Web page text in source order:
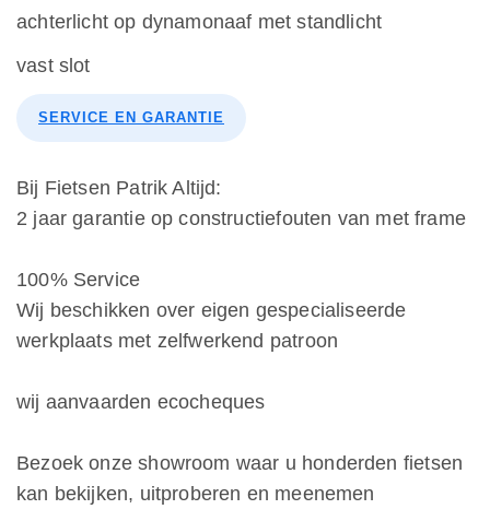
achterlicht op dynamonaaf met standlicht
vast slot
SERVICE EN GARANTIE
Bij Fietsen Patrik Altijd:
2 jaar garantie op constructiefouten van met frame
100% Service
Wij beschikken over eigen gespecialiseerde
werkplaats met zelfwerkend patroon
wij aanvaarden ecocheques
Bezoek onze showroom waar u honderden fietsen
kan bekijken, uitproberen en meenemen